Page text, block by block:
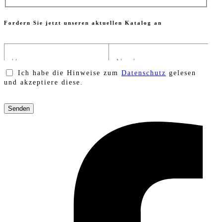
Fordern Sie jetzt unseren aktuellen Katalog an
Ich habe die Hinweise zum Datenschutz gelesen
und akzeptiere diese.
lasse